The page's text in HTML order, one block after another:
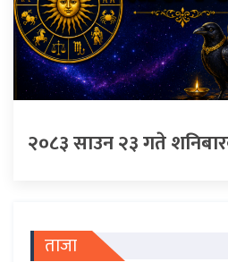
२०८३ साउन २३ गते
ताजा